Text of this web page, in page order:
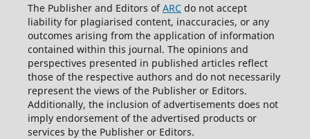
The Publisher and Editors ofARCdo not accept
liability for plagiarised content, inaccuracies, or any
outcomes arising from the application of information
contained within this journal. The opinions and
perspectives presented in published articles reflect
those of the respective authors and do not necessarily
represent the views of the Publisher or Editors.
Additionally, the inclusion of advertisements does not
imply endorsement of the advertised products or
services by the Publisher or Editors.